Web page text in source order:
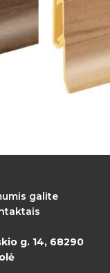
galite
g. 14, 68290